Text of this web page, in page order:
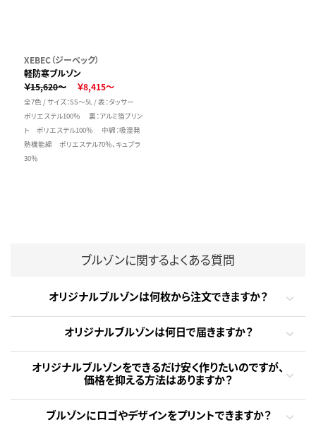
XEBEC（ジーベック）
軽防寒ブルゾン
￥15,620～
￥8,415～
全7色 / サイズ：SS～5L / 表：タッサー
ポリエステル100％ 裏：アルミ箔プリン
ト ポリエステル100％ 中綿：吸湿発
熱機能綿 ポリエステル70％、キュプラ
30％
ブルゾンに関するよくある質問
オリジナルブルゾンは何枚から注文できますか？
オリジナルブルゾンは何日で届きますか？
オリジナルブルゾンをできるだけ安く作りたいのですが、
価格を抑える方法はありますか？
ブルゾンにロゴやデザインをプリントできますか？